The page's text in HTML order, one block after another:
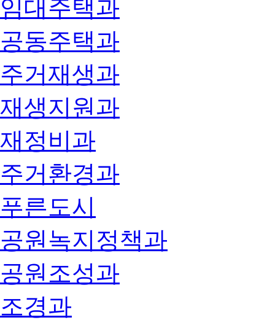
임대주택과
공동주택과
주거재생과
재생지원과
재정비과
주거환경과
푸른도시
공원녹지정책과
공원조성과
조경과